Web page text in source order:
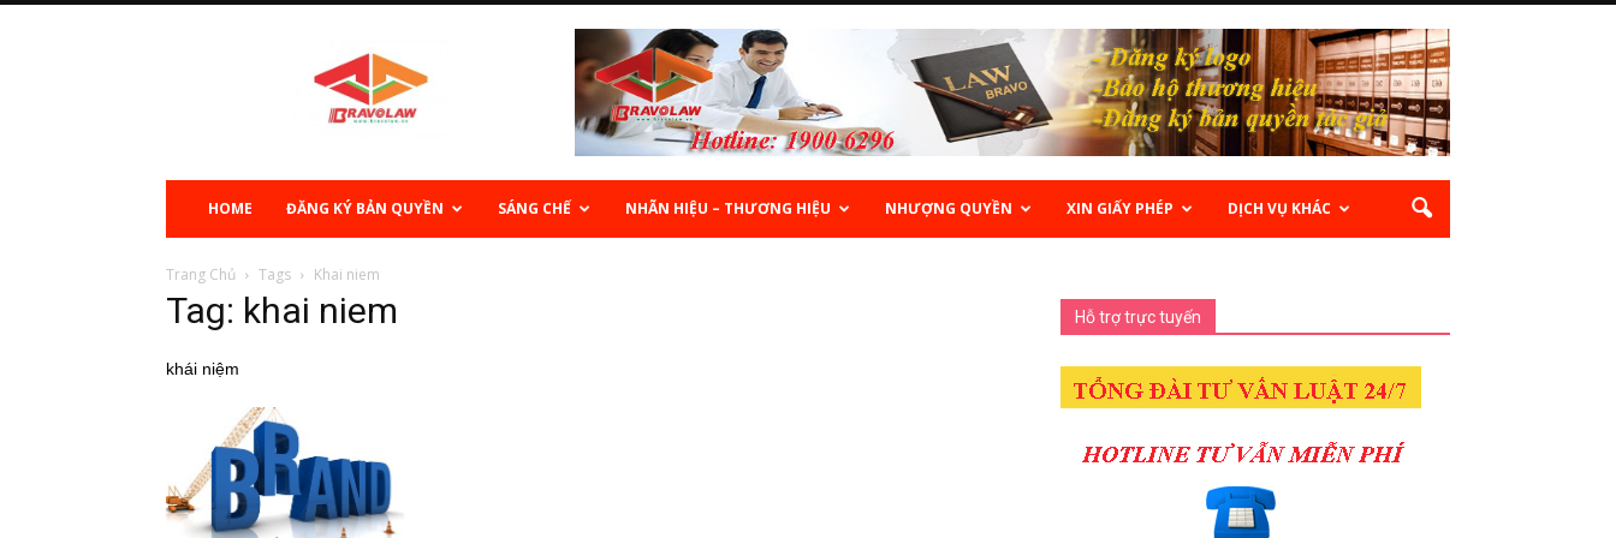
HOME ĐĂNG KÝ BẢN QUYỀN SÁNG CHẾ NHÃN HIỆU – THƯƠNG HIỆU NHƯỢNG QUYỀN XIN GIẤY PHÉP DỊCH VỤ KHÁC
Trang Chủ Tags Khai niem
Tag: khai niem
khái niệm
Hỗ trợ trực tuyến